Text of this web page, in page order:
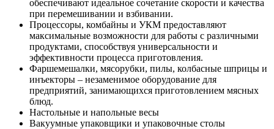
обеспечивают идеальное сочетание скорости и качества
при перемешивании и взбивании.
Процессоры, комбайны и УКМ предоставляют
максимальные возможности для работы с различными
продуктами, способствуя универсальности и
эффективности процесса приготовления.
Фаршемешалки, мясорубки, пилы, колбасные шприцы и
инъекторы – незаменимое оборудование для
предприятий, занимающихся приготовлением мясных
блюд.
Настольные и напольные весы
Вакуумные упаковщики и упаковочные столы